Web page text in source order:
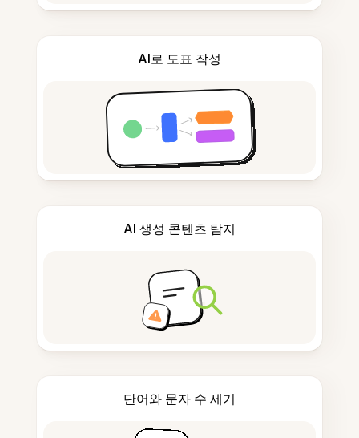
AI로 도표 작성
AI 생성 콘텐츠 탐지
단어와 문자 수 세기